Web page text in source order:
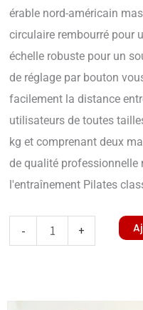
érable nord-américain
circulaire rembourré pour
échelle robuste pour un
de réglage par bouton
facilement la distance
utilisateurs de toutes
kg et comprenant deux
de qualité
l'entraînement Pilates
-
quantité
de
+